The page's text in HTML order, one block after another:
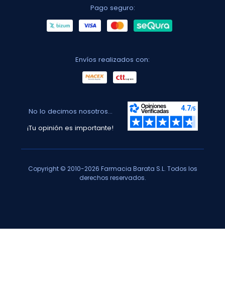
Pago seguro:
Envíos realizados con:
No lo decimos nosotros...
¡Tu opinión es importante!
Copyright © 2010-2026 Farmacia Barata S.L. Todos los
derechos reservados.